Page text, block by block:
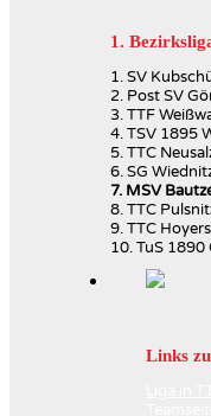
1.
1. SV
2. Post SV
3. TTF
4. TSV 1895
5. TTC
6. SG
7. MSV
8. TTC
9. TTC
10. TuS
Links